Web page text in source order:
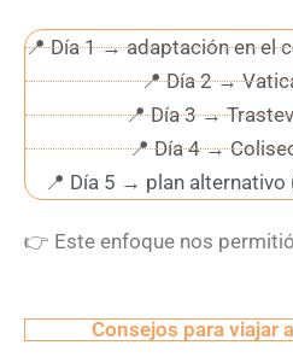
📍 Día 1 → adaptación en el
📍 Día 2 →
📍 Día 3 →
📍 Día 4 →
📍 Día 5 → plan
👉 Este enfoque nos
Consejos para viajar